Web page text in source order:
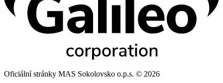
Oficiální stránky MAS Sokolovsko o.p.s. © 2026